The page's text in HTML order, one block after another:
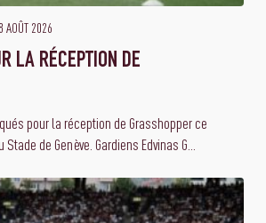
AOÛT 2026
LA RÉCEPTION DE
pour la réception de Grasshopper ce
de Genève. Gardiens Edvinas G...